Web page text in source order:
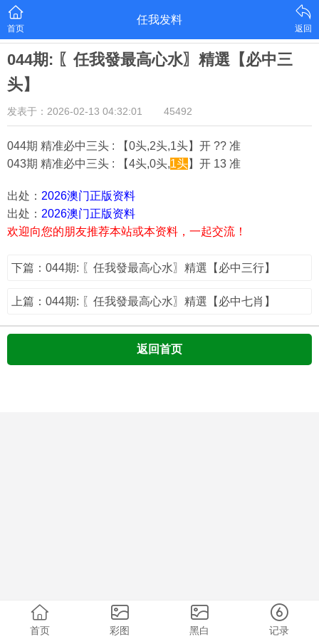
首页
任我发料
返回
044期: 〖任我發最高心水〗精選【必中三
头】
发表于：2026-02-13 04:32:01 45492
044期 精准必中三头 : 【0头,2头,1头】开 ?? 准
043期 精准必中三头 : 【4头,0头,1头】开 13 准
出处： 2026澳门正版资料
出处： 2026澳门正版资料
欢迎向您的朋友推荐本站或本资料，一起交流！
下篇：044期: 〖任我發最高心水〗精選【必中三行】
上篇：044期: 〖任我發最高心水〗精選【必中七肖】
返回首页
首页 彩图 黑白 记录